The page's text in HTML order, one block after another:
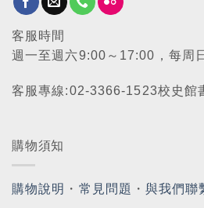
客服時間
週一至週六9:00～17:00，每周
客服專線:02-3366-1523校史館
購物須知
購物說明 ・ 常見問題 ・與我們聯